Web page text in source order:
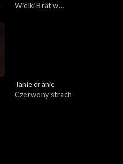
Wielki Brat w
Tanie dranie
Czerwony strach